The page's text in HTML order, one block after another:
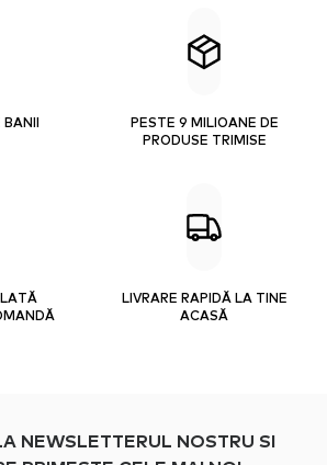
PESTE 9 MILIOANE DE
PRODUSE TRIMISE
LIVRARE RAPIDĂ LA TINE
ACASĂ
NEWSLETTERUL NOSTRU SI